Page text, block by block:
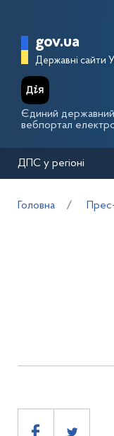
Головна
gov.ua
Державні сайти
Єдиний державний
вебпортал
ДПС у регіоні
Головна